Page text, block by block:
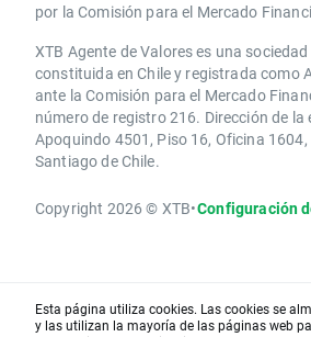
por la Comisión para el Mercado
XTB Agente de Valores es una
constituida en Chile y registrada como
ante la Comisión para el Mercado
número de registro 216. Dirección de la
Apoquindo 4501, Piso 16, Oficina 1604,
Santiago de Chile.
Copyright 2026 © XTB•Configuración
Esta página utiliza cookies. Las cookies se
y las utilizan la mayoría de las páginas web